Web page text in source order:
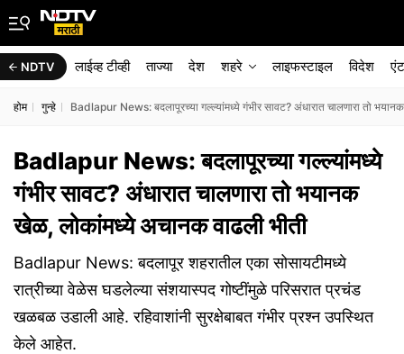
NDTV लाईव्ह टीव्ही ताज्या देश शहरे लाइफस्टाइल विदेश
होम गुन्हे Badlapur News: बदलापूरच्या गल्ल्यांमध्ये गंभीर सावट? अंधारात चालणारा तो
Badlapur News: बदलापूरच्या गल्ल्यांमध्ये
गंभीर सावट? अंधारात चालणारा तो भयानक
खेळ, लोकांमध्ये अचानक वाढली भीती
Badlapur News: बदलापूर शहरातील एका सोसायटीमध्ये
रात्रीच्या वेळेस घडलेल्या संशयास्पद गोष्टींमुळे परिसरात प्रचंड
खळबळ उडाली आहे. रहिवाशांनी सुरक्षेबाबत गंभीर प्रश्न उपस्थित
केले आहेत.